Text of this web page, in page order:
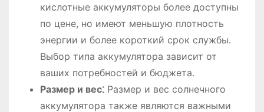
кислотные аккумуляторы более доступны
по цене, но имеют меньшую плотность
энергии и более короткий срок службы․
Выбор типа аккумулятора зависит от
ваших потребностей и бюджета․
Размер и вес⁚Размер и вес солнечного
аккумулятора также являются важными